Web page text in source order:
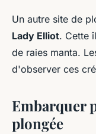
Un autre site de
Lady Elliot. Cette
de raies manta.
d'observer ces
Embarquer
plongée